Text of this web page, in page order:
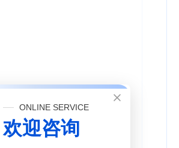
ONLINE SERVICE
欢迎咨询